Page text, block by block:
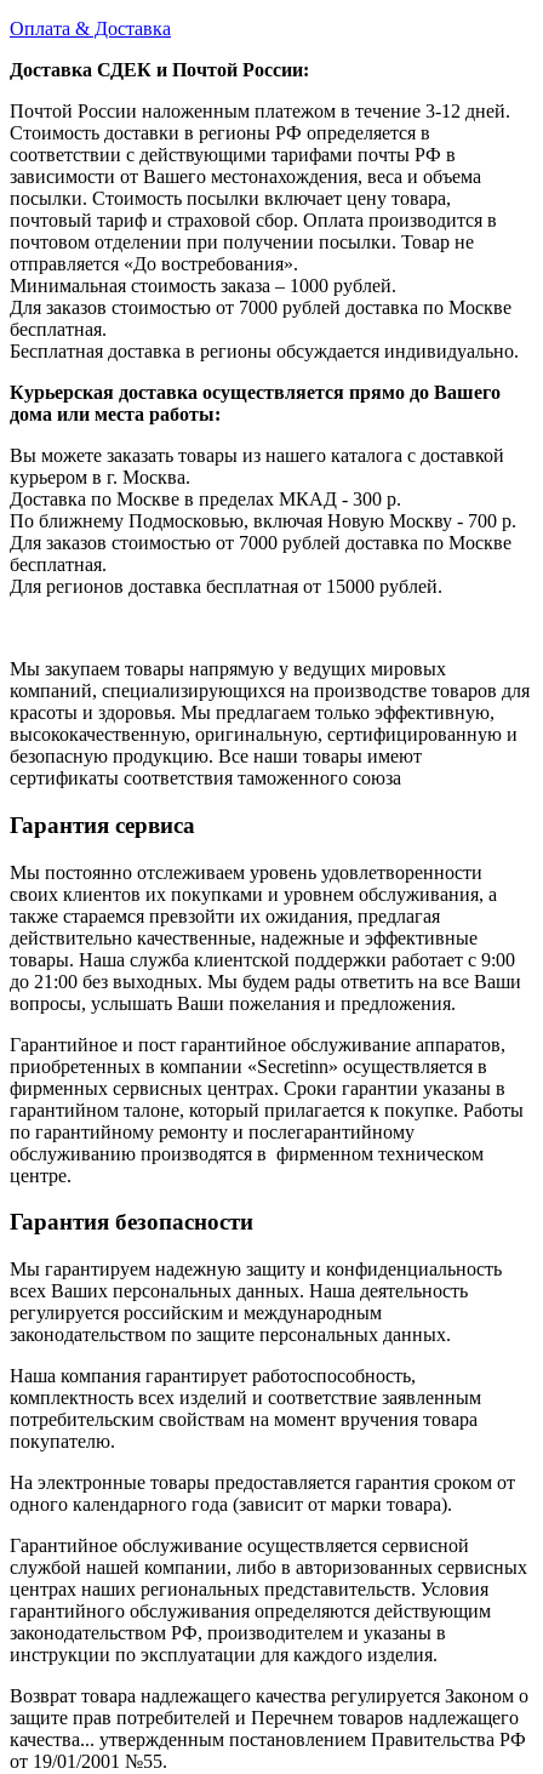
Оплата & Доставка
Доставка СДЕК и Почтой России:
Почтой России наложенным платежом в течение 3-12 дней.
Стоимость доставки в регионы РФ определяется в
соответствии с действующими тарифами почты РФ в
зависимости от Вашего местонахождения, веса и объема
посылки. Стоимость посылки включает цену товара,
почтовый тариф и страховой сбор. Оплата производится в
почтовом отделении при получении посылки. Товар не
отправляется «До востребования».
Минимальная стоимость заказа – 1000 рублей.
Для заказов стоимостью от 7000 рублей доставка по Москве
бесплатная.
Бесплатная доставка в регионы обсуждается индивидуально.
Курьерская доставка осуществляется прямо до Вашего
дома или места работы:
Вы можете заказать товары из нашего каталога с доставкой
курьером в г. Москва.
Доставка по Москве в пределах МКАД - 300 р.
По ближнему Подмосковью, включая Новую Москву - 700 р.
Для заказов стоимостью от 7000 рублей доставка по Москве
бесплатная.
Для регионов доставка бесплатная от 15000 рублей.
Мы закупаем товары напрямую у ведущих мировых
компаний, специализирующихся на производстве товаров для
красоты и здоровья. Мы предлагаем только эффективную,
высококачественную, оригинальную, сертифицированную и
безопасную продукцию. Все наши товары имеют
сертификаты соответствия таможенного союза
Гарантия сервиса
Мы постоянно отслеживаем уровень удовлетворенности
своих клиентов их покупками и уровнем обслуживания, а
также стараемся превзойти их ожидания, предлагая
действительно качественные, надежные и эффективные
товары. Наша служба клиентской поддержки работает с 9:00
до 21:00 без выходных. Мы будем рады ответить на все Ваши
вопросы, услышать Ваши пожелания и предложения.
Гарантийное и пост гарантийное обслуживание аппаратов,
приобретенных в компании «Secretinn» осуществляется в
фирменных сервисных центрах. Сроки гарантии указаны в
гарантийном талоне, который прилагается к покупке. Работы
по гарантийному ремонту и послегарантийному
обслуживанию производятся в фирменном техническом
центре.
Гарантия безопасности
Мы гарантируем надежную защиту и конфиденциальность
всех Ваших персональных данных. Наша деятельность
регулируется российским и международным
законодательством по защите персональных данных.
Наша компания гарантирует работоспособность,
комплектность всех изделий и соответствие заявленным
потребительским свойствам на момент вручения товара
покупателю.
На электронные товары предоставляется гарантия сроком от
одного календарного года (зависит от марки товара).
Гарантийное обслуживание осуществляется сервисной
службой нашей компании, либо в авторизованных сервисных
центрах наших региональных представительств. Условия
гарантийного обслуживания определяются действующим
законодательством РФ, производителем и указаны в
инструкции по эксплуатации для каждого изделия.
Возврат товара надлежащего качества регулируется Законом о
защите прав потребителей и Перечнем товаров надлежащего
качества... утвержденным постановлением Правительства РФ
от 19/01/2001 №55.